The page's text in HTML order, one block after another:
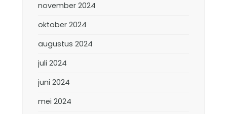
november 2024
oktober 2024
augustus 2024
juli 2024
juni 2024
mei 2024